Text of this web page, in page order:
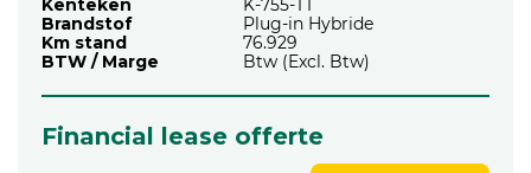
Kenteken
K-755-TT
Brandstof
Plug-in Hybride
Km stand
76.929
BTW / Marge
Btw (Excl. Btw)
Financial lease offerte